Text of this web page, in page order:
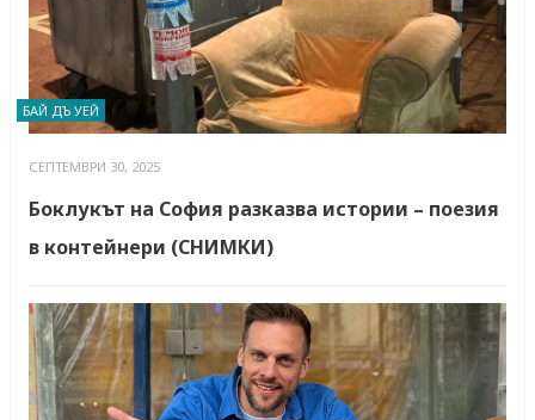
БАЙ ДЪ УЕЙ
СЕПТЕМВРИ 30, 2025
Боклукът на София разказва истории – поезия
в контейнери (СНИМКИ)